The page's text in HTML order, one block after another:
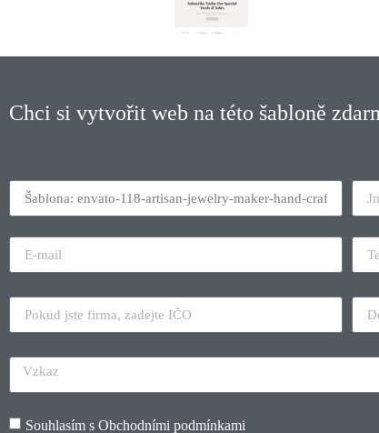
Chci si vytvořit web na této šabloně
Souhlasím s Obchodními podmínkami